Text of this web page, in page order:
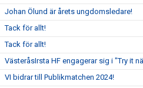
Johan Ölund är årets ungdomsledare!
Tack för allt!
Tack för allt!
VästeråsIrsta HF engagerar sig i "Try it
VI bidrar till Publikmatchen 2024!